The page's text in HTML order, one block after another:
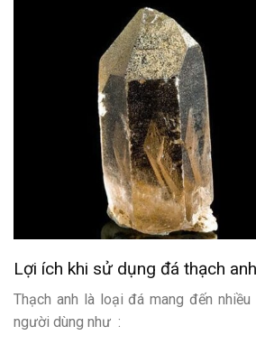
Lợi ích khi sử dụng đá thạch anh
Thạch anh là loại đá mang đến
người dùng như :